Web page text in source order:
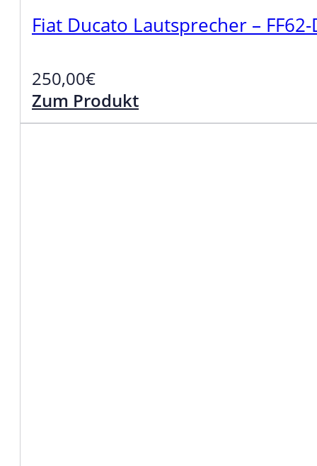
Fiat Ducato Lautsprecher – FF62-
250,00€
Zum Produkt